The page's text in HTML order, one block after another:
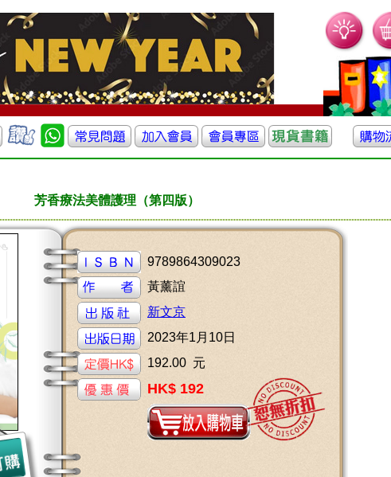
芳香療法美體護理（第四版）
9789864309023
黃薰誼
新文京
2023年1月10日
192.00 元
HK$ 192